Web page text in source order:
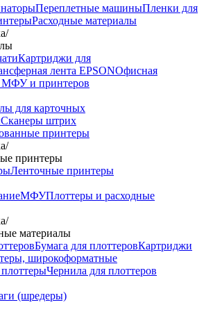
Переплетные машиныПленки для
Расходные материалы
/
Картриджи для
лента EPSONОфисная
МФУ и принтеров
для карточных
Сканеры штрих
принтеры
/
принтеры
Ленточные принтеры
МФУПлоттеры и расходные
/
материалы
Бумага для плоттеровКартриджи
широкоформатные
Чернила для плоттеров
(шредеры)